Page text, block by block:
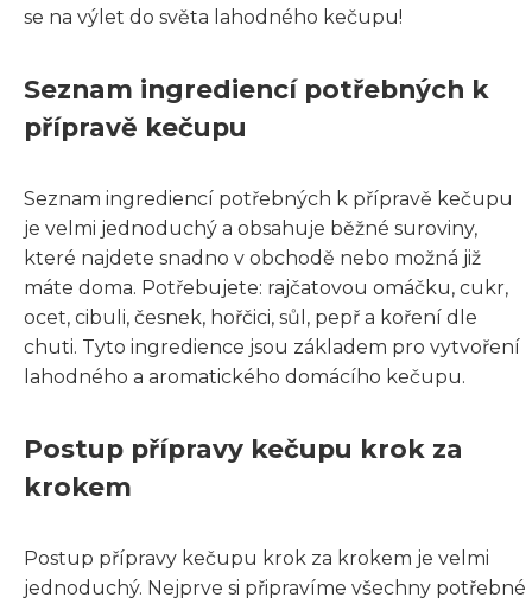
se na výlet do světa lahodného kečupu!
Seznam ingrediencí potřebných k
přípravě kečupu
Seznam ingrediencí potřebných k přípravě kečupu
je velmi jednoduchý a obsahuje běžné suroviny,
které najdete snadno v obchodě nebo možná již
máte doma. Potřebujete: rajčatovou omáčku, cukr,
ocet, cibuli, česnek, hořčici, sůl, pepř a koření dle
chuti. Tyto ingredience jsou základem pro vytvoření
lahodného a aromatického domácího kečupu.
Postup přípravy kečupu krok za
krokem
Postup přípravy kečupu krok za krokem je velmi
jednoduchý. Nejprve si připravíme všechny potřebné